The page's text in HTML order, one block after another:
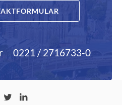
0221 / 2716733-0